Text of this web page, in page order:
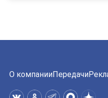
О компанииПередачи